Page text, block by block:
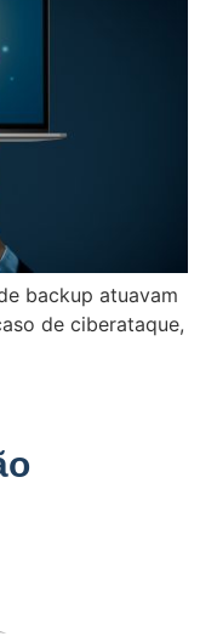
backup atuavam
de ciberataque,